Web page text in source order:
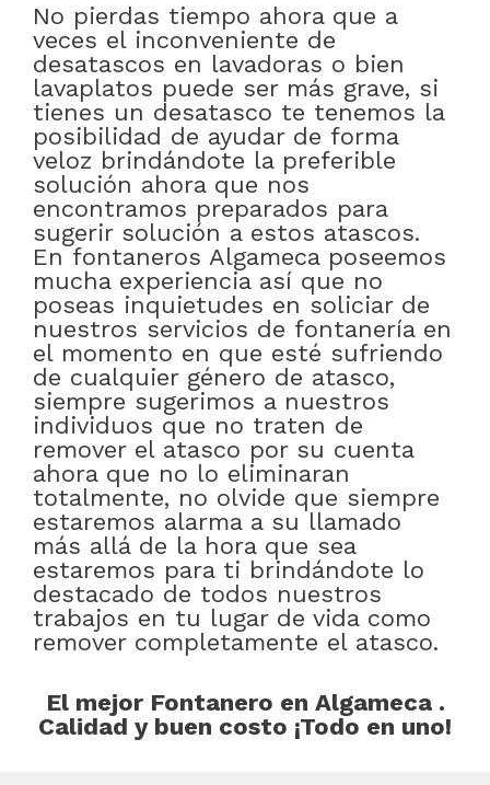
No pierdas tiempo ahora que a
veces el inconveniente de
desatascos en lavadoras o bien
lavaplatos puede ser más grave, si
tienes un desatasco te tenemos la
posibilidad de ayudar de forma
veloz brindándote la preferible
solución ahora que nos
encontramos preparados para
sugerir solución a estos atascos.
En fontaneros Algameca poseemos
mucha experiencia así que no
poseas inquietudes en soliciar de
nuestros servicios de fontanería en
el momento en que esté sufriendo
de cualquier género de atasco,
siempre sugerimos a nuestros
individuos que no traten de
remover el atasco por su cuenta
ahora que no lo eliminaran
totalmente, no olvide que siempre
estaremos alarma a su llamado
más allá de la hora que sea
estaremos para ti brindándote lo
destacado de todos nuestros
trabajos en tu lugar de vida como
remover completamente el atasco.
El mejor Fontanero en Algameca .
Calidad y buen costo ¡Todo en uno!